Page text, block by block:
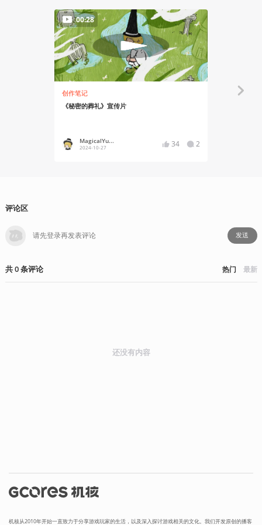
00:28
创作笔记
《秘密的葬礼》宣传片
MagicalYu...
2024-10-27 34 2
知识挖掘机
评论区
发送
共0条评论 热门 最新
还没有内容
机核从2010年开始一直致力于分享游戏玩家的生活，以及深入探讨游戏相关的文化。我们开发原创的播客